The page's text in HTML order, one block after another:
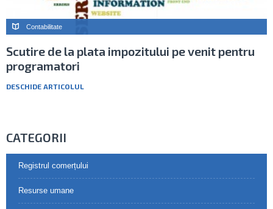
Contabilitate
Scutire de la plata impozitului pe venit pentru
programatori
DESCHIDE ARTICOLUL
CATEGORII
Registrul comerțului
Resurse umane